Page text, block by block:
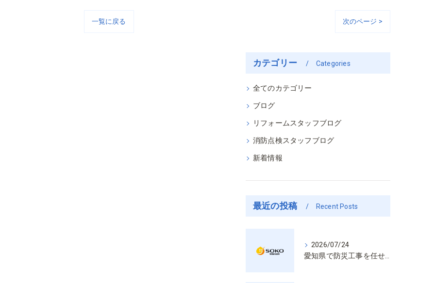
一覧に戻る 次のページ >
カテゴリー Categories
全てのカテゴリー
ブログ
リフォームスタッフブログ
消防点検スタッフブログ
新着情報
最近の投稿 Recent Posts
2026/07/24
愛知県で防災工事を任せるなら経験と技術で安心を提供する老舗業者